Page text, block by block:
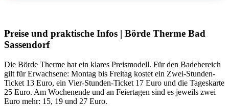
Preise und praktische Infos | Börde Therme Bad
Sassendorf
Die Börde Therme hat ein klares Preismodell. Für den Badebereich
gilt für Erwachsene: Montag bis Freitag kostet ein Zwei-Stunden-
Ticket 13 Euro, ein Vier-Stunden-Ticket 17 Euro und die Tageskarte
25 Euro. Am Wochenende und an Feiertagen sind es jeweils zwei
Euro mehr: 15, 19 und 27 Euro.